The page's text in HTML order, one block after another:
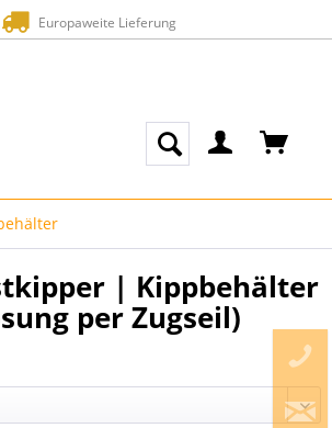
Europaweite Lieferung
| Kippbehälter
per Zugseil)